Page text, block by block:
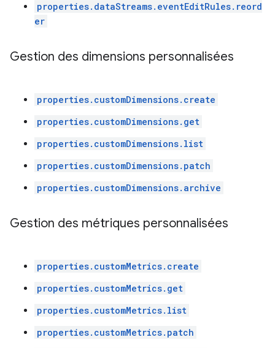
properties.dataStreams.eventEditRules.reord
er
Gestion des dimensions personnalisées
properties.customDimensions.create
properties.customDimensions.get
properties.customDimensions.list
properties.customDimensions.patch
properties.customDimensions.archive
Gestion des métriques personnalisées
properties.customMetrics.create
properties.customMetrics.get
properties.customMetrics.list
properties.customMetrics.patch